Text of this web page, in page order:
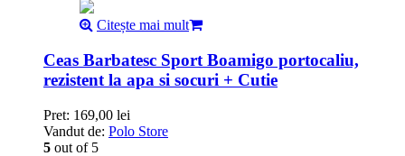
Citește mai mult
Ceas Barbatesc Sport Boamigo portocaliu,
rezistent la apa si socuri + Cutie
Pret: 169,00 lei
Vandut de: Polo Store
5 out of 5